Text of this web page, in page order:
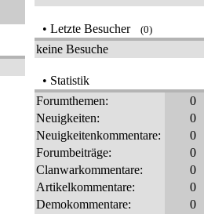
• Letzte Besucher (0)
keine Besuche
• Statistik
Forumthemen:
0
Neuigkeiten:
0
Neuigkeitenkommentare:
0
Forumbeiträge:
0
Clanwarkommentare:
0
Artikelkommentare:
0
Demokommentare:
0